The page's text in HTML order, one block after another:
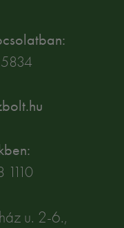
u. 2-6.,